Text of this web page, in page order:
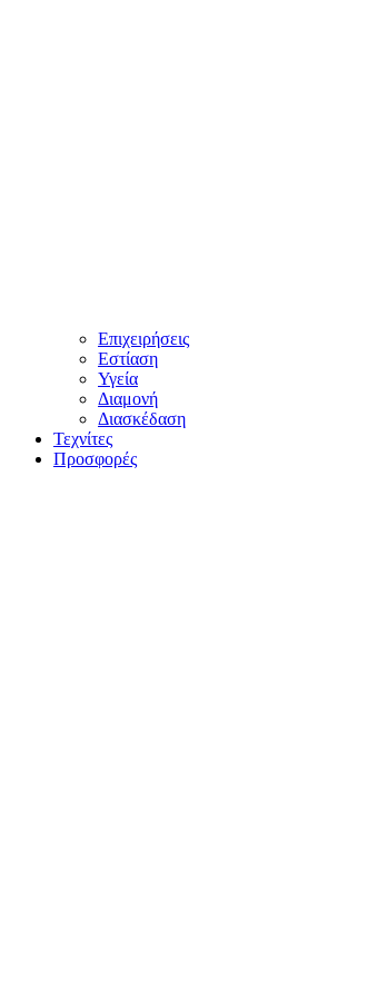
Επιχειρήσεις
Εστίαση
Υγεία
Διαμονή
Διασκέδαση
Τεχνίτες
Προσφορές